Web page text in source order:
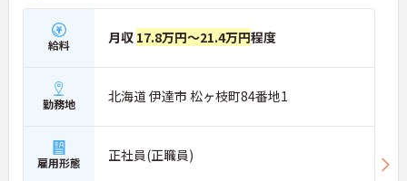
給料 月収 17.8万円～21.4万円程度
勤務地 北海道 伊達市 松ヶ枝町84番地1
雇用形態 正社員(正職員)